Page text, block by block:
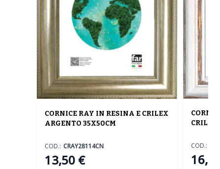
CORNICE RAY IN RESINA E CRILEX
ARGENTO 35X50CM
13,50 €
COD.: CRAY28114CN
CRILEX
COD.: